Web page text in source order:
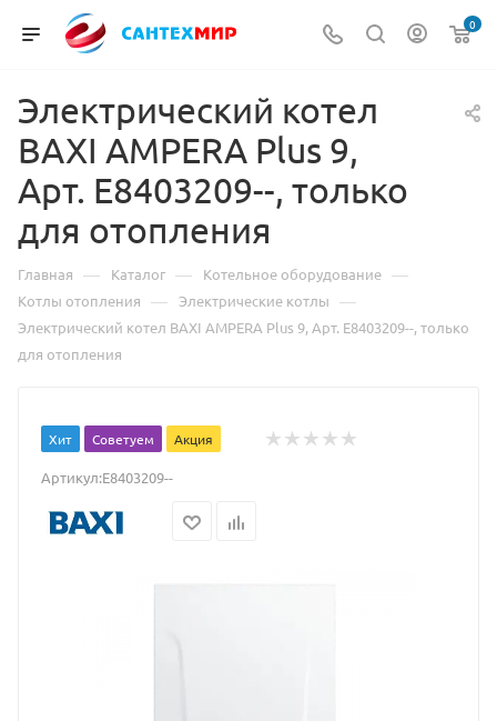
0
Электрический котел
BAXI AMPERA Plus 9,
Арт. E8403209--, только
для отопления
Главная — Каталог — Котельное оборудование —
Котлы отопления — Электрические котлы —
Электрический котел BAXI AMPERA Plus 9, Арт. E8403209--, только
для отопления
Хит Советуем Акция
Артикул:E8403209--